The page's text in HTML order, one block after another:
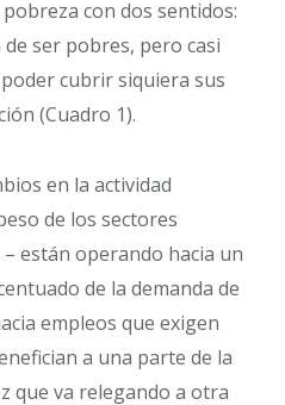
con dos sentidos:
ser pobres, pero casi
cubrir siquiera sus
(Cuadro 1).
en la actividad
de los sectores
están operando hacia un
de la demanda de
empleos que exigen
a una parte de la
que va relegando a otra